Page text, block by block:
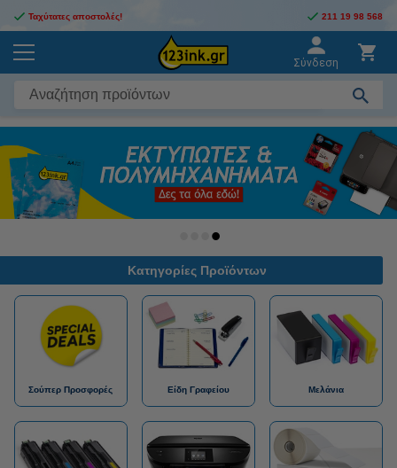
Ταχύτατες αποστολές! 211 19 98 568
Σύνδεση
Κατηγορίες Προϊόντων
Σούπερ Προσφορές Είδη Γραφείου Μελάνια